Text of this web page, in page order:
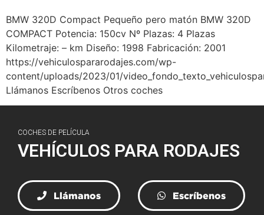
BMW 320D Compact Pequeño pero matón BMW 320D
COMPACT​ Potencia: 150cv Nº Plazas: 4 Plazas
Kilometraje: – km Diseño: 1998 Fabricación: 2001
https://vehiculospararodajes.com/wp-
content/uploads/2023/01/
Llámanos Escríbenos Otros coches
COCHES DE PELÍCULA
VEHÍCULOS PARA RODAJES
Llámanos Escríbenos